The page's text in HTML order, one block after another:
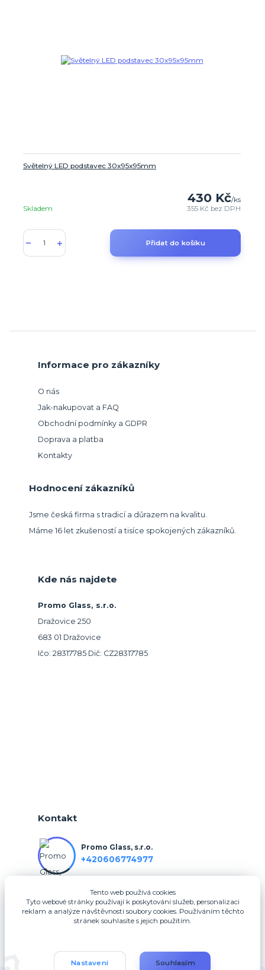
Světelný LED podstavec 30x95x95mm
430 Kč/ks
355 Kč bez DPH
Skladem
Přidat do košíku
Informace pro zákazníky
O nás
Jak-nakupovat a FAQ
Obchodní podmínky a GDPR
Doprava a platba
Kontakty
Hodnocení zákazníků
Jsme česká firma s tradicí a důrazem na kvalitu.
Máme 16 let zkušeností a tisíce spokojených zákazníků.
Kde nás najdete
Promo Glass, s.r.o.
Dražovice 250
683 01 Dražovice
Ičo: 28317785 Dič: CZ28317785
Kontakt
Promo Glass, s.r.o.
+420606774977
info@3dfotodarky.cz
Tento web používá cookies
Tyto webové stránky používají k poskytování služeb, personalizaci
reklam a analýze návštěvnosti soubory cookies. Používáním těchto
stránek souhlasíte s jejich použitím.
Nastavení Souhlasím